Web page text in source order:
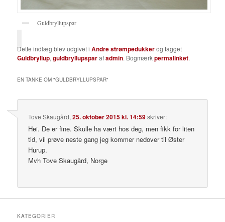
Guldbryllupspar
Dette indlæg blev udgivet iAndre strømpedukkerog tagget
Guldbryllup,guldbryllupsparafadmin. Bogmærkpermalinket.
EN TANKE OM "GULDBRYLLUPSPAR"
Tove Skaugård,25. oktober 2015 kl. 14:59skriver:
Hei. De er fine. Skulle ha vært hos deg, men fikk for liten
tid, vil prøve neste gang jeg kommer nedover til Øster
Hurup.
Mvh Tove Skaugård, Norge
KATEGORIER